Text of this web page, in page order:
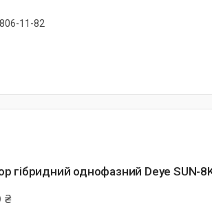
11-82
гібридний однофазний Deye SUN-
₴